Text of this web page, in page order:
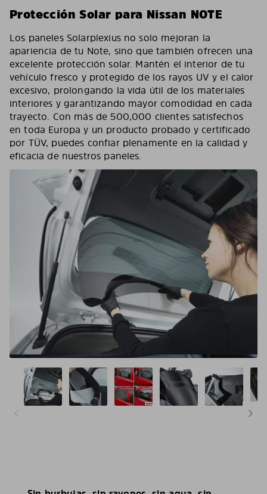
Protección Solar para Nissan NOTE
Los paneles Solarplexius no solo mejoran la
apariencia de tu Note, sino que también ofrecen una
excelente protección solar. Mantén el interior de tu
vehículo fresco y protegido de los rayos UV y el calor
excesivo, prolongando la vida útil de los materiales
interiores y garantizando mayor comodidad en cada
trayecto. Con más de 500,000 clientes satisfechos
en toda Europa y un producto probado y certificado
por TÜV, puedes confiar plenamente en la calidad y
eficacia de nuestros paneles.